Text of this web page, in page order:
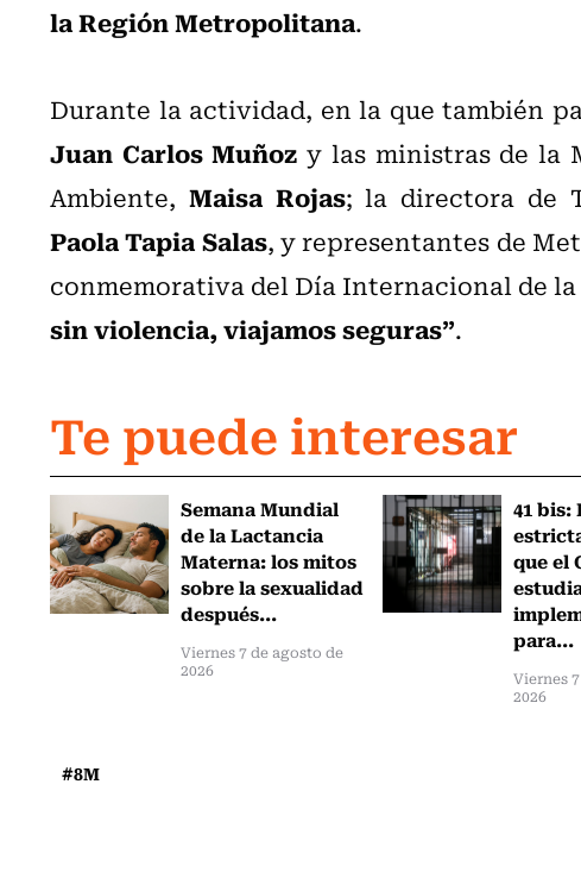
la Región Metropolitana.
Durante la actividad, en la que también
Juan Carlos Muñoz y las ministras de la
Ambiente, Maisa Rojas; la directora de
Paola Tapia Salas, y representantes de
conmemorativa del Día Internacional de
sin violencia, viajamos seguras”.
Te puede interesar
Semana Mundial
de la Lactancia
Materna: los mitos
sobre la sexualidad
después...
Viernes 7 de agosto de
2026
41 bis:
que el
para...
Viernes
2026
#8M